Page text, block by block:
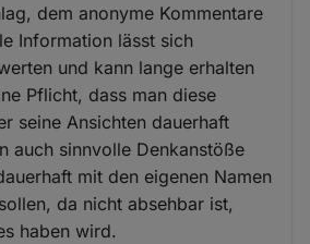
dem anonyme Kommentare
Information lässt sich
und kann lange erhalten
Pflicht, dass man diese
seine Ansichten dauerhaft
auch sinnvolle Denkanstöße
mit den eigenen Namen
da nicht absehbar ist,
haben wird.